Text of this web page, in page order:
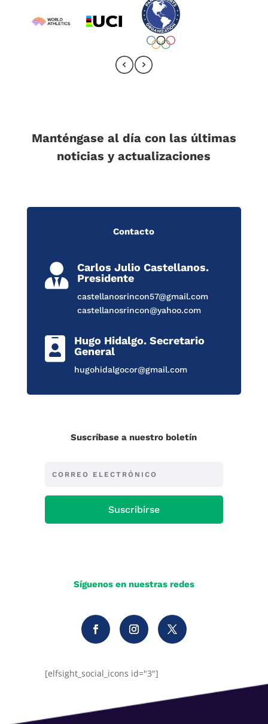
Manténgase al día con las últimas
noticias y actualizaciones
Contacto

Carlos Julio Castellanos.
Presidente
castellanosrincon57@gmail.com
castellanosrincon@yahoo.com

Hugo Hidalgo. Secretario
General
hugohidalgocor@gmail.com
Suscríbase a nuestro boletín
Suscribirse
Síguenos en nuestras redes
[elfsight_social_icons id="3"]